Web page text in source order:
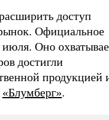
доступ
Официальное
Оно
достигли
продукцией
«Блумберг».